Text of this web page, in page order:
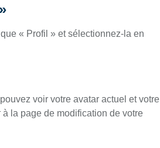
« Profil » et sélectionnez-la en
voir votre avatar actuel et votre
la page de modification de votre